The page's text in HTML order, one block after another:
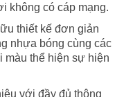
không có cáp mạng.
thiết kế đơn giản
nhựa bóng cùng các
màu thể hiện sự hiện
với đầy đủ thông